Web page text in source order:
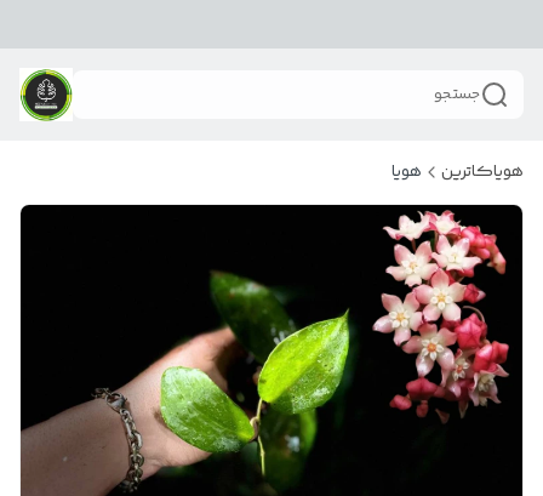
جستجو
هویاکاترین هویا